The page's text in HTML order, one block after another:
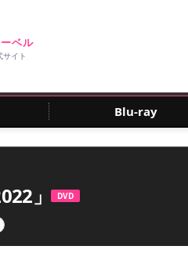
ベル
サイト
Blu-ray
」 DVD